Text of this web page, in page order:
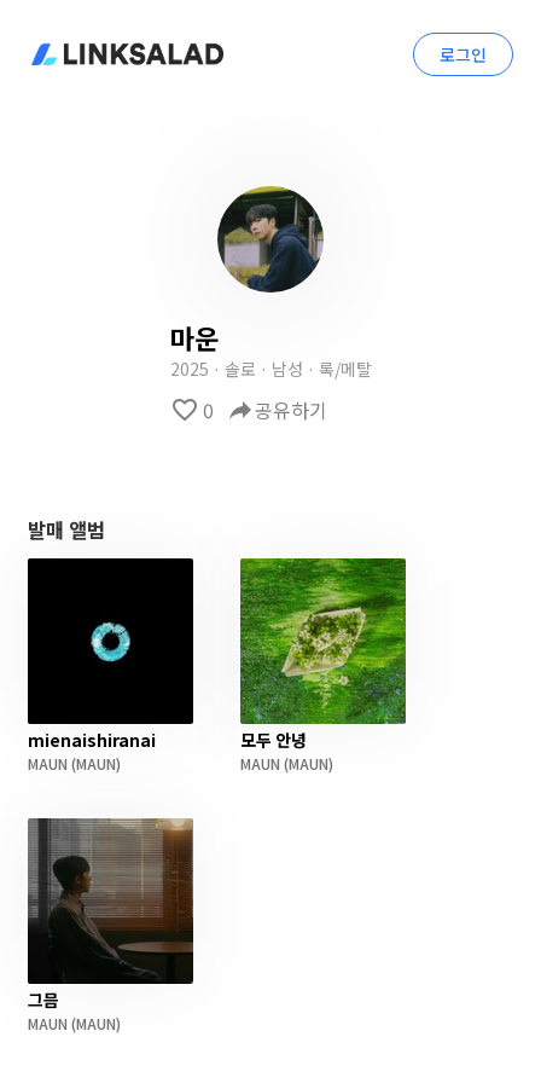
로그인
마운
2025 · 솔로 · 남성 · 록/메탈
favorite_border 0 reply공유하기
발매 앨범
mienaishiranai
MAUN (MAUN)
모두 안녕
MAUN (MAUN)
그믐
MAUN (MAUN)